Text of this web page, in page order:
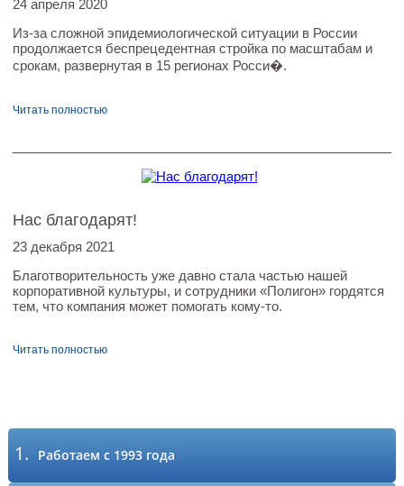
24 апреля 2020
Из-за сложной эпидемиологической ситуации в России
продолжается беспрецедентная стройка по масштабам и
срокам, развернутая в 15 регионах Росси�.
Читать полностью
Нас благодарят!
23 декабря 2021
Благотворительность уже давно стала частью нашей
корпоративной культуры, и сотрудники «Полигон» гордятся
тем, что компания может помогать кому-то.
Читать полностью
1. Работаем с 1993 года